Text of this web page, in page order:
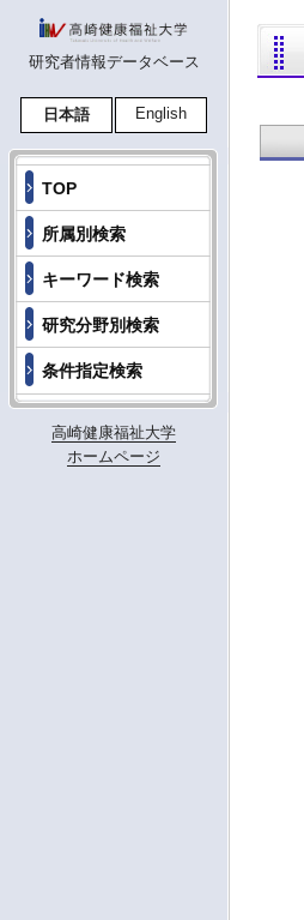
研究者情報データベース
日本語 English
TOP
所属別検索
キーワード検索
研究分野別検索
条件指定検索
高崎健康福祉大学
ホームページ